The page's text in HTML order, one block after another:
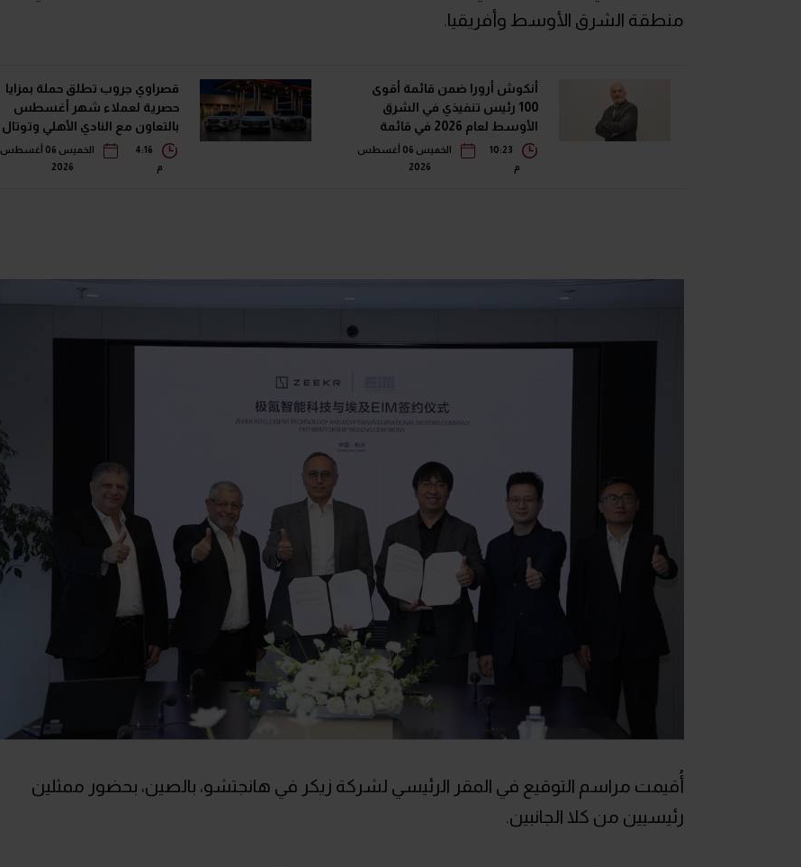
منطقة الشرق الأوسط وأفريقيا.
أنكوش أرورا ضمن قائمة أقوى
100 رئيس تنفيذي في الشرق
الأوسط لعام 2026 في قائمة
فوربس الشرق الأوسط"
10:23
م
الخميس 06 أغسطس
2026
قصراوي جروب تطلق حملة بمزايا
حصرية لعملاء شهر أغسطس
بالتعاون مع النادي الأهلي وتوتال
إنرجيز للتسويق إيجيبت
4:16
م
الخميس 06 أغسطس
2026
أُقيمت مراسم التوقيع في المقر الرئيسي لشركة زيكر في هانجتشو، بالصين، بحضور ممثلين
رئيسيين من كلا الجانبين.